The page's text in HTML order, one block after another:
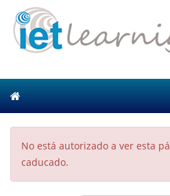
No está autorizado a ver esta
caducado.